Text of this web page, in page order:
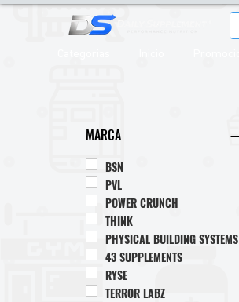
MARCA
BSN
PVL
POWER CRUNCH
THINK
PHYSICAL BUILDING SYSTEMS
43 SUPPLEMENTS
RYSE
TERROR LABZ